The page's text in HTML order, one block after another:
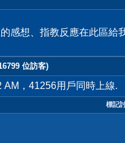
感想、指教反應在此區給
位訪客)
AM，41256用戶同時上線.
標記